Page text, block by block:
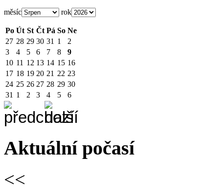
měsíc rok
Po Út St Čt Pá So Ne
27 28 29 30 31 1
2
3
4 5 6 7 8
9
10 11 12 13 14 15 16
17 18 19 20 21 22 23
24 25 26 27 28 29 30
31 1 2 3 4 5 6
Aktuální počasí
<<